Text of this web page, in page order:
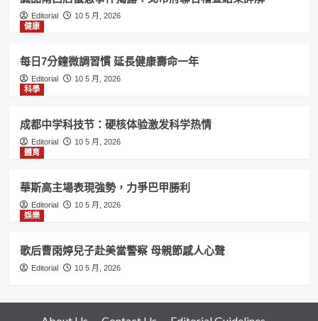
Editorial
10 5 月, 2026
健康
每日7分鐘微調習慣 延長健康壽命一年
Editorial
10 5 月, 2026
科學
成都中学科技节：硬核体验激发科学热情
Editorial
10 5 月, 2026
體育
華斯高主場表現強勢，力爭巴甲勝利
Editorial
10 5 月, 2026
娛樂
歌后曹雨婷兒子赴美當警察 母親節感人心聲
Editorial 10 5 月, 2026